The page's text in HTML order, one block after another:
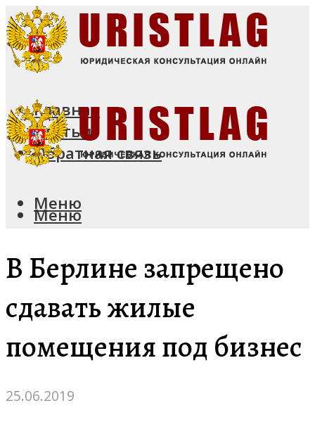
Главная
Статьи
Обратная связь
Меню
Меню
В Берлине запрещено
сдавать жилые
помещения под бизнес
25.06.2019